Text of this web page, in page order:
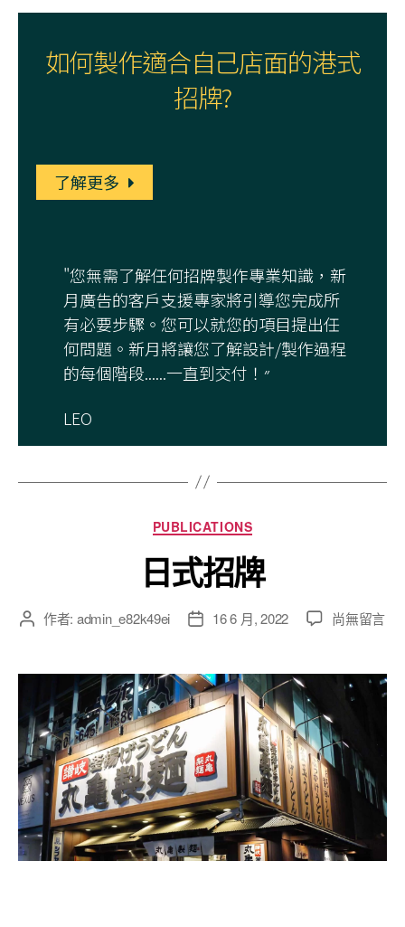
如何製作適合自己店面的港式
招牌?
了解更多
"您無需了解任何招牌製作專業知識，新
月廣告的客戶支援專家將引導您完成所
有必要步驟。您可以就您的項目提出任
何問題。新月將讓您了解設計/製作過程
的每個階段......一直到交付！״
LEO
PUBLICATIONS
日式招牌
作者: admin_e82k49ei 16 6 月, 2022 尚無留言